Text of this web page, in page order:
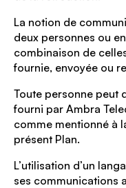
La notion de
deux personnes ou
combinaison de
fournie, envoyée ou
Toute personne peut
fourni par Ambra
comme mentionné à
présent Plan.
L’utilisation d’un
ses communications